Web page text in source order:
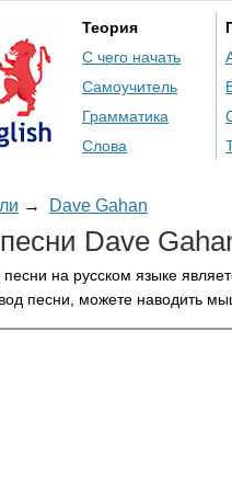
Теория
С чего начать
Самоучитель
Грамматика
Слова
→ Dave Gahan
Dave
на русском языке
песни, можете наводить